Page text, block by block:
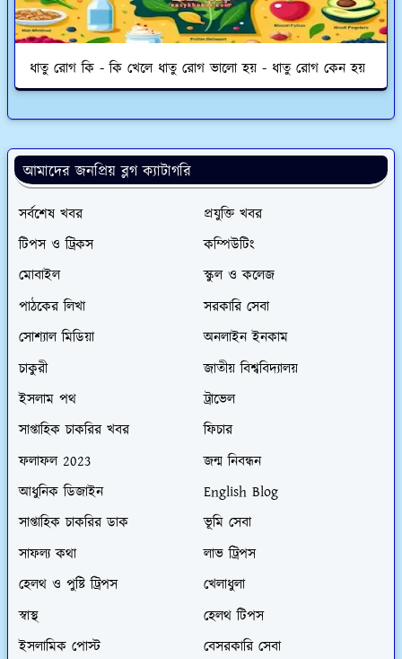
ধাতু রোগ কি - কি খেলে ধাতু রোগ ভালো হয় - ধাতু রোগ কেন হয়
আমাদের জনপ্রিয় ব্লগ ক্যাটাগরি
সর্বশেষ খবর
প্রযুক্তি খবর
টিপস ও ট্রিকস
কম্পিউটিং
মোবাইল
স্কুল ও কলেজ
পাঠকের লিখা
সরকারি সেবা
সোশ্যাল মিডিয়া
অনলাইন ইনকাম
চাকুরী
জাতীয় বিশ্ববিদ্যালয়
ইসলাম পথ
ট্রাভেল
সাপ্তাহিক চাকরির খবর
ফিচার
ফলাফল 2023
জন্ম নিবন্ধন
আধুনিক ডিজাইন
English Blog
সাপ্তাহিক চাকরির ডাক
ভূমি সেবা
সাফল্য কথা
লাভ ট্রিপস
হেলথ ও পুষ্টি ট্রিপস
খেলাধুলা
স্বাস্থ
হেলথ টিপস
ইসলামিক পোস্ট
বেসরকারি সেবা